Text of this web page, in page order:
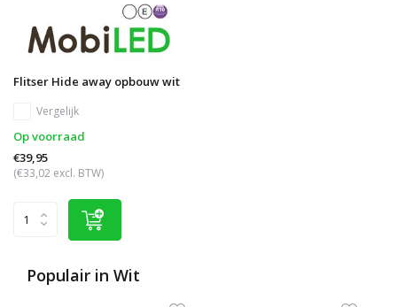
Flitser Hide away opbouw wit
Vergelijk
Op voorraad
€39,95
(€33,02 excl. BTW)
Populair in Wit